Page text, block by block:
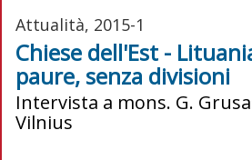
Attualità, 2015-1
Chiese dell'Est -
paure, senza divisioni
Intervista a mons. G.
Vilnius